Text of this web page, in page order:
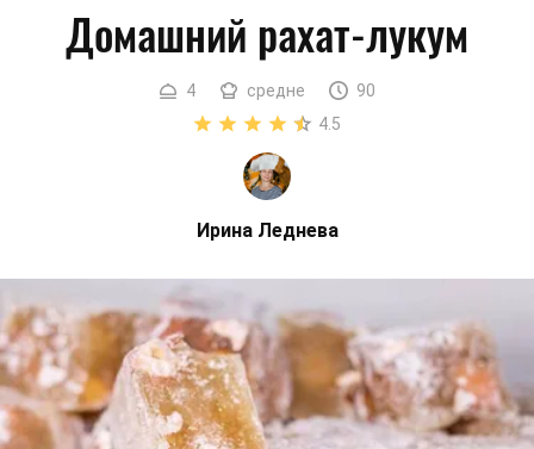
Домашний рахат-лукум
4 средне
90
4.5
Ирина Леднева